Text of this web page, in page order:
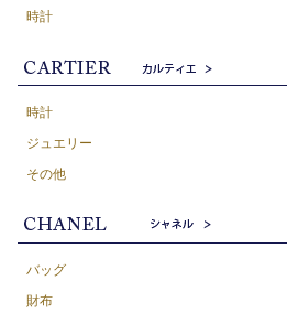
時計
時計
ジュエリー
その他
バッグ
財布